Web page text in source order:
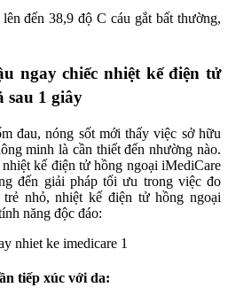
đến 38,9 độ C cáu gắt bất thường,
ngay chiếc nhiệt kế điện tử
sau 1 giây
đau, nóng sốt mới thấy việc sở hữu
minh là cần thiết đến nhường nào.
kế điện tử hồng ngoại iMediCare
đến giải pháp tối ưu trong việc đo
nhỏ, nhiệt kế điện tử hồng ngoại
năng độc đáo:
tiếp xúc với da: